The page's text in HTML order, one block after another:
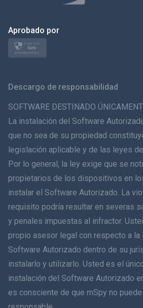
Polski
日本
ภาษาไทย
Dansk
हिंदी
עברית
Română
Ελληνικά
Tiếng Việt
Aprobado por
Descargo de responsabilidad
SOFTWARE DESTINADO
La instalación del Software
que no sea de su propiedad
legislación aplicable y de las leyes
Por lo general, la ley exige que se
propietarios de los dispositivos en
instalar el Software Autorizado. La
requisito podría resultar en severas
y penales impuestas al infractor.
propio asesor legal con respecto a
Software Autorizado dentro de su
instalarlo y utilizarlo. Usted es el
instalación del Software Autorizado
es consciente de que mSpy no